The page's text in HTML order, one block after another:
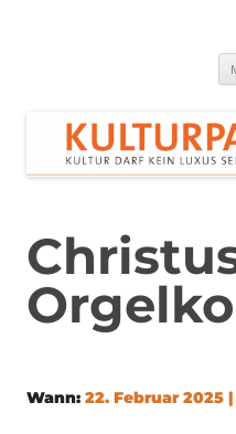
Wann: 22. Februar 2025